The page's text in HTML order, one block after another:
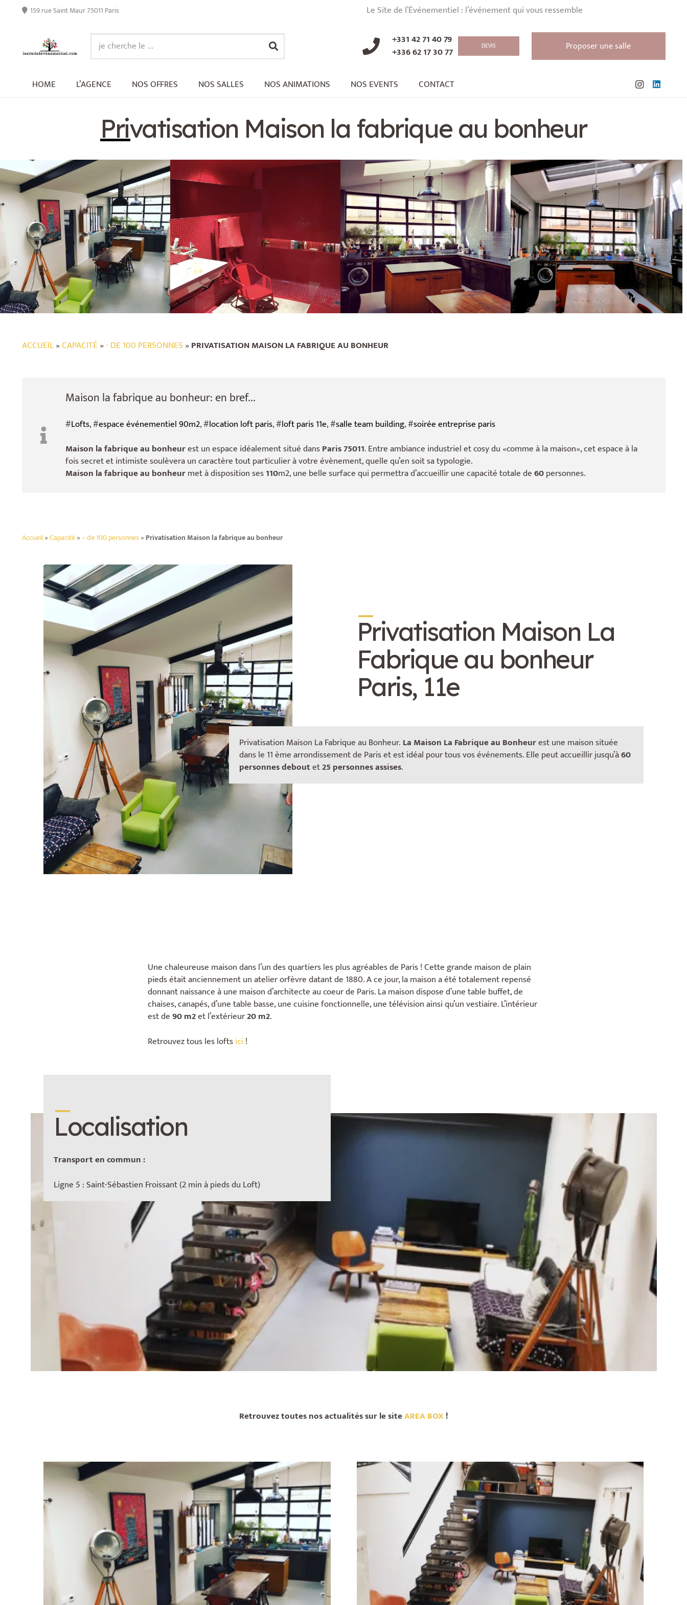
159 rue Saint Maur 75011 Paris Le Site de l’Événementiel : l’événement qui vous ressemble
+331 42 71 40 79
+336 62 17 30 77
DEVIS Proposer une salle
HOME L’AGENCE NOS OFFRES NOS SALLES NOS ANIMATIONS NOS EVENTS CONTACT
Privatisation Maison la fabrique au bonheur
ACCUEIL»CAPACITÉ »- DE 100 PERSONNES »PRIVATISATION MAISON LA FABRIQUE AU BONHEUR
Maison la fabrique au bonheur: en bref...
#Lofts, #espace événementiel 90m2, #location loft paris, #loft paris 11e, #salle team building, #soirée entreprise paris
Maison la fabrique au bonheurest un espace idéalement situé dansParis 75011. Entre ambiance industriel et cosy du «comme à la maison», cet espace à la
fois secret et intimiste soulèvera un caractère tout particulier à votre évènement, quelle qu’en soit sa typologie.
Maison la fabrique au bonheurmet à disposition ses110m2, une belle surface qui permettra d’accueillir une capacité totale de60personnes.
Accueil»Capacité»– de 100 personnes » Privatisation Maison la fabrique au bonheur
Privatisation Maison La
Fabrique au bonheur
Paris, 11e
Privatisation Maison La Fabrique au Bonheur. La Maison La Fabrique au Bonheurest une maison située
dans le 11 ème arrondissement de Paris et est idéal pour tous vos événements. Elle peut accueillir jusqu’à60
personnesdeboutet25 personnes assises.
Une chaleureuse maison dans l’un des quartiers les plus agréables de Paris ! Cette grande maison de plain
pieds était anciennement un atelier orfèvre datant de 1880. A ce jour, la maison a été totalement repensé
donnant naissance à une maison d’architecte au coeur de Paris. La maison dispose d’une table buffet, de
chaises, canapés, d’une table basse, une cuisine fonctionnelle, une télévision ainsi qu’un vestiaire. L’intérieur
est de90 m2et l’extérieur20 m2.
Retrouvez tous les loftsici !
Localisation
Transport en commun :
Ligne 5 : Saint-Sébastien Froissant (2 min à pieds du Loft)
Retrouvez toutes nos actualités sur le siteAREA BOX !